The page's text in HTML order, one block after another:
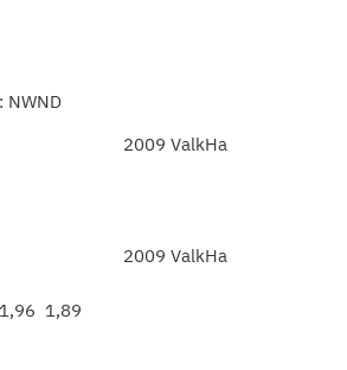
Silen 2009 ValkHa
Silen 2009 ValkHa
1,89